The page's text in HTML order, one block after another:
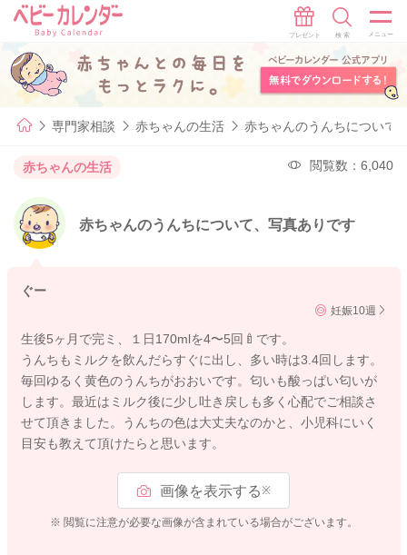
専門家相談 赤ちゃんの生活 赤ちゃんのうんちについて
赤ちゃんの生活 閲覧数：6,040
赤ちゃんのうんちについて、写真ありです
ぐー
妊娠10週
生後5ヶ月で完ミ、１日170mlを4〜5回🍼です。
うんちもミルクを飲んだらすぐに出し、多い時は3.4回します。
毎回ゆるく黄色のうんちがおおいです。匂いも酸っぱい匂いが
します。最近はミルク後に少し吐き戻しも多く心配でご相談さ
せて頂きました。うんちの色は大丈夫なのかと、小児科にいく
目安も教えて頂けたらと思います。
画像を表示する※
※ 閲覧に注意が必要な画像が含まれている場合がございます。